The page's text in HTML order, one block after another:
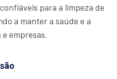
para a limpeza de
a manter a saúde e a
empresas.